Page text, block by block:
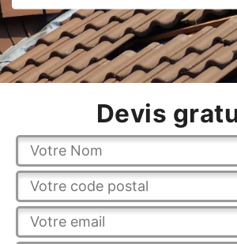
Devis